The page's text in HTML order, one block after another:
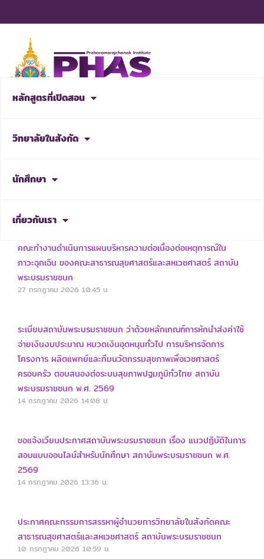
to
content
หลักสูตรที่เปิดสอน
วิทยาลัยในสังกัด
นักศึกษา
เกี่ยวกับเรา
NEWS & ACTIVITIES
คณะทำงานดำเนินการแผนบริหารความต่อเนื่องต่อเหตุการณ์ใน
ภาวะฉุกเฉิน ของคณะสาธารณสุขศาสตร์และสหเวชศาสตร์ สถาบัน
พระบรมราชชนก
27 กรกฎาคม 2026 10:45 น.
ระเบียบสถาบันพระบรมราชชนก ว่าด้วยหลักเกณฑ์การหักนำส่งค่าใช้
จ่ายเงินงบประมาณ หมวดเงินอุดหนุนทั่วไป การบริหารจัดการ
โครงการ ผลิตแพทย์และทีมนวัตกรรมสุขภาพเพื่อเวชศาสตร์
ครอบครัว ตอบสนองต่อระบบสุขภาพปฐมภูมิทั่วไทย สถาบัน
พระบรมราชชนก พ.ศ. 2569
14 กรกฎาคม 2026 14:08 น.
ขอแจ้งเวียนประกาศสถาบันพระบรมราชชนก เรื่อง แนวปฏิบัติในการ
สอบแบบออนไลน์สำหรับนักศึกษา สถาบันพระบรมราชชนก พ.ศ.
2569
14 กรกฎาคม 2026 13:36 น.
ประกาศคณะกรรมการสรรหาผู้อำนวยการวิทยาลัยในสังกัดคณะ
สาธารณสุขศาสตร์และสหเวชศาสตร์ สถาบันพระบรมราชชนก
10 กรกฎาคม 2026 10:59 น.